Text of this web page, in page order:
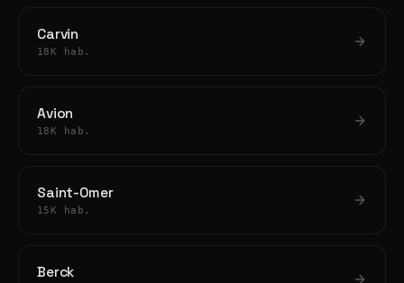
Carvin
18K hab.
Avion
18K hab.
Saint-Omer
15K hab.
Berck